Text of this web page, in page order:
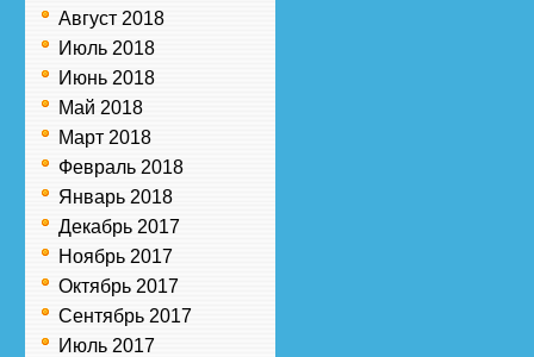
Август 2018
Июль 2018
Июнь 2018
Май 2018
Март 2018
Февраль 2018
Январь 2018
Декабрь 2017
Ноябрь 2017
Октябрь 2017
Сентябрь 2017
Июль 2017